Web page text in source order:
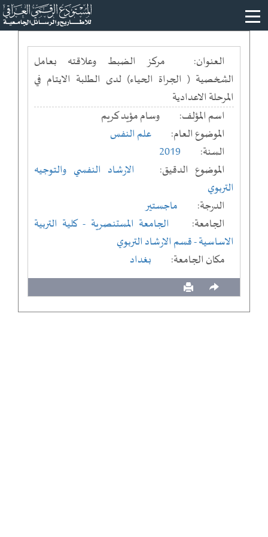
العنوان:
مركز الضبط وعلاقته بعامل
الشخصية ( الجراة الحياء) لدى الطلبة الايتام في
المرحلة الاعدادية
اسم المؤلف:
وسام مؤيد كريم
الموضوع العام:
علم النفس
السنة:
2019
الموضوع الدقيق:
الارشاد النفسي والتوجيه
التربوي
الدرجة:
ماجستير
الجامعة:
الجامعة المستنصرية - كلية التربية
الاساسية- قسم الارشاد التربوي
مكان الجامعة:
بغداد